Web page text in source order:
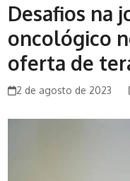
Desafios na
oncológico
oferta de
2 de agosto de 2023